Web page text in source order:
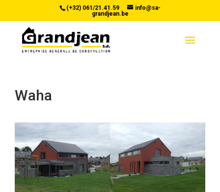
(+32) 061/21.41.59
info@sa-
grandjean.be
Waha